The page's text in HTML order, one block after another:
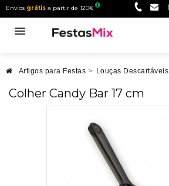
Envios grátis a partir de 120€
Artigos para Festas > Louças Descartáveis
Colher Candy Bar 17 cm